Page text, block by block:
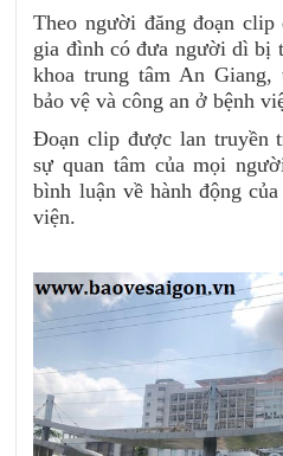
Theo người đăng đoạn
gia đình có đưa người dì bị
khoa trung tâm An
bảo vệ và công an ở bệnh
Đoạn clip được lan truyền
sự quan tâm của mọi
bình luận về hành động
viện.